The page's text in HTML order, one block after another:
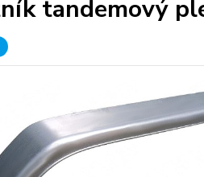
tandemový